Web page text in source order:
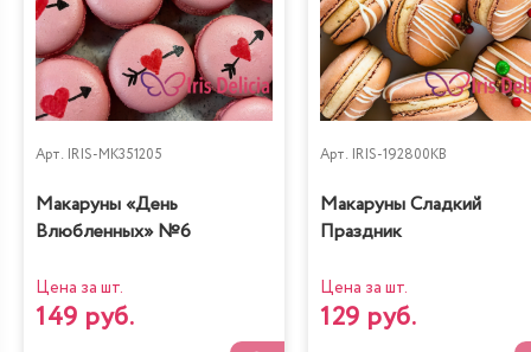
Арт. IRIS-MK351205
Макаруны «День
Влюбленных» №6
Цена за шт.
149 руб.
Арт. IRIS-192800KB
Макаруны Сладкий
Праздник
Цена за шт.
129 руб.